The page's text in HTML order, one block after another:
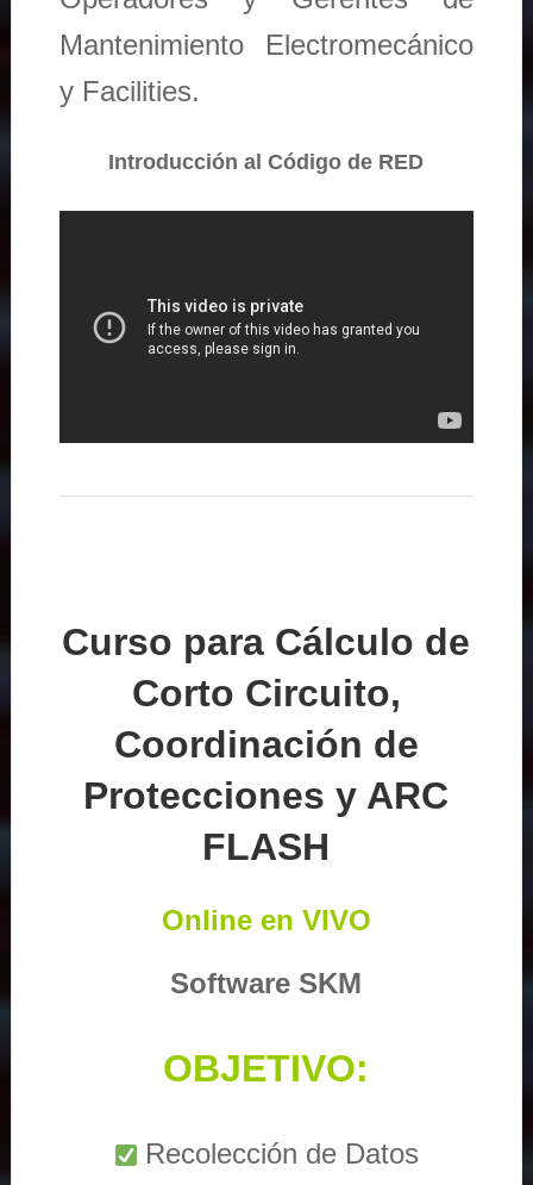
Mantenimiento Electromecánico
y Facilities.
Introducción al Código de RED
Curso para Cálculo de
Corto Circuito,
Coordinación de
Protecciones y ARC
FLASH
Online en VIVO
Software SKM
OBJETIVO:
Recolección de Datos